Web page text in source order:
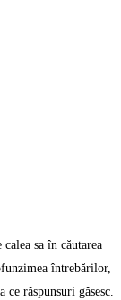
sa în căutarea
întrebărilor,
răspunsuri găsesc.